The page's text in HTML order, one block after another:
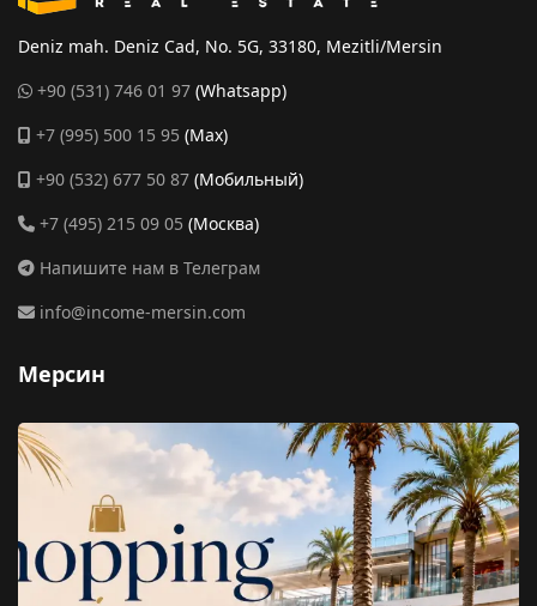
Deniz mah. Deniz Cad, No. 5G, 33180, Mezitli/Mersin
+90 (531) 746 01 97 (Whatsapp)
+7 (995) 500 15 95 (Max)
+90 (532) 677 50 87 (Мобильный)
+7 (495) 215 09 05 (Москва)
Напишите нам в Телеграм
info@income-mersin.com
Мерсин